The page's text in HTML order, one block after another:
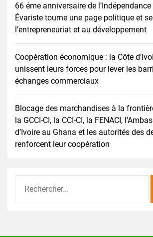
66 éme anniversaire de
Évariste tourne une page politique et
l’entrepreneuriat et au développement
Coopération économique : la Côte
unissent leurs forces pour lever les
échanges commerciaux
Blocage des marchandises à la
la GCCI-CI, la CCI-CI, la FENACI,
d’Ivoire au Ghana et les autorités des
renforcent leur coopération